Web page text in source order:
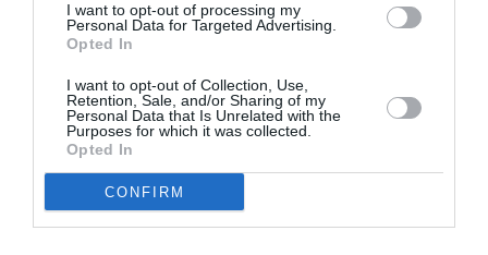
I want to opt-out of processing my
Personal Data for Targeted Advertising.
Opted In
I want to opt-out of Collection, Use,
Retention, Sale, and/or Sharing of my
Personal Data that Is Unrelated with the
Purposes for which it was collected.
Opted In
CONFIRM